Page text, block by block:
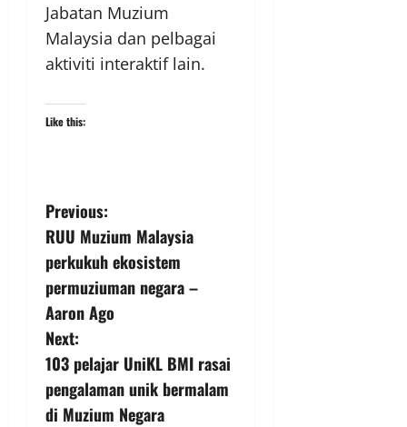
Jabatan Muzium
Malaysia dan pelbagai
aktiviti interaktif lain.
Like this:
Previous:
RUU Muzium Malaysia
perkukuh ekosistem
permuziuman negara –
Aaron Ago
Next:
103 pelajar UniKL BMI rasai
pengalaman unik bermalam
di Muzium Negara